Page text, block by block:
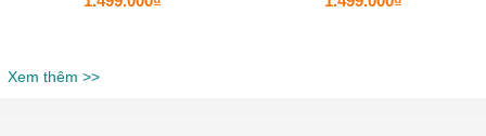
Xem thêm >>